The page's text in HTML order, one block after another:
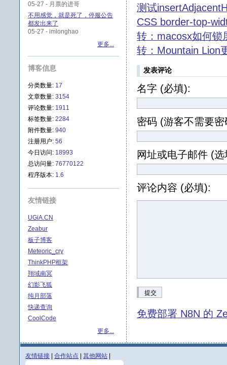
测试
CSS border-top-
转：macosx如何锁
转：Mountain Lion
发表评论
名字 (必填):
密码 (游客不需要密
网址或电子邮件 (
评论内容 (必填):
提交
免费部署 N8N 的
05-27 - 月票的进哥
不用感觉，就是死了，停服公告
都发出来了
05-27 - imlonghao
更多...
博客信息
分类数量: 17
文章数量: 3154
评论数量: 1911
标签数量: 2284
附件数量: 940
注册用户: 56
今日访问: 18993
总访问量: 76770122
程序版本: 1.6
友情链接
UGiA.CN
Zeabur
板子博客
Meteoric_cry
ThinkPHP框架
翔域南冥
幻影飞狐
纯月部落
快递查询
CoolCode
更多...
友情链接 合作站点 其他网站